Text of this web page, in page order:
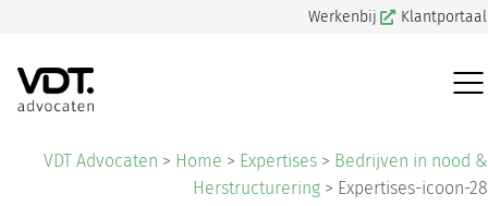
Werkenbij Klantportaal
VDT Advocaten > Home > Expertises > Bedrijven in nood &
Herstructurering > Expertises-icoon-28